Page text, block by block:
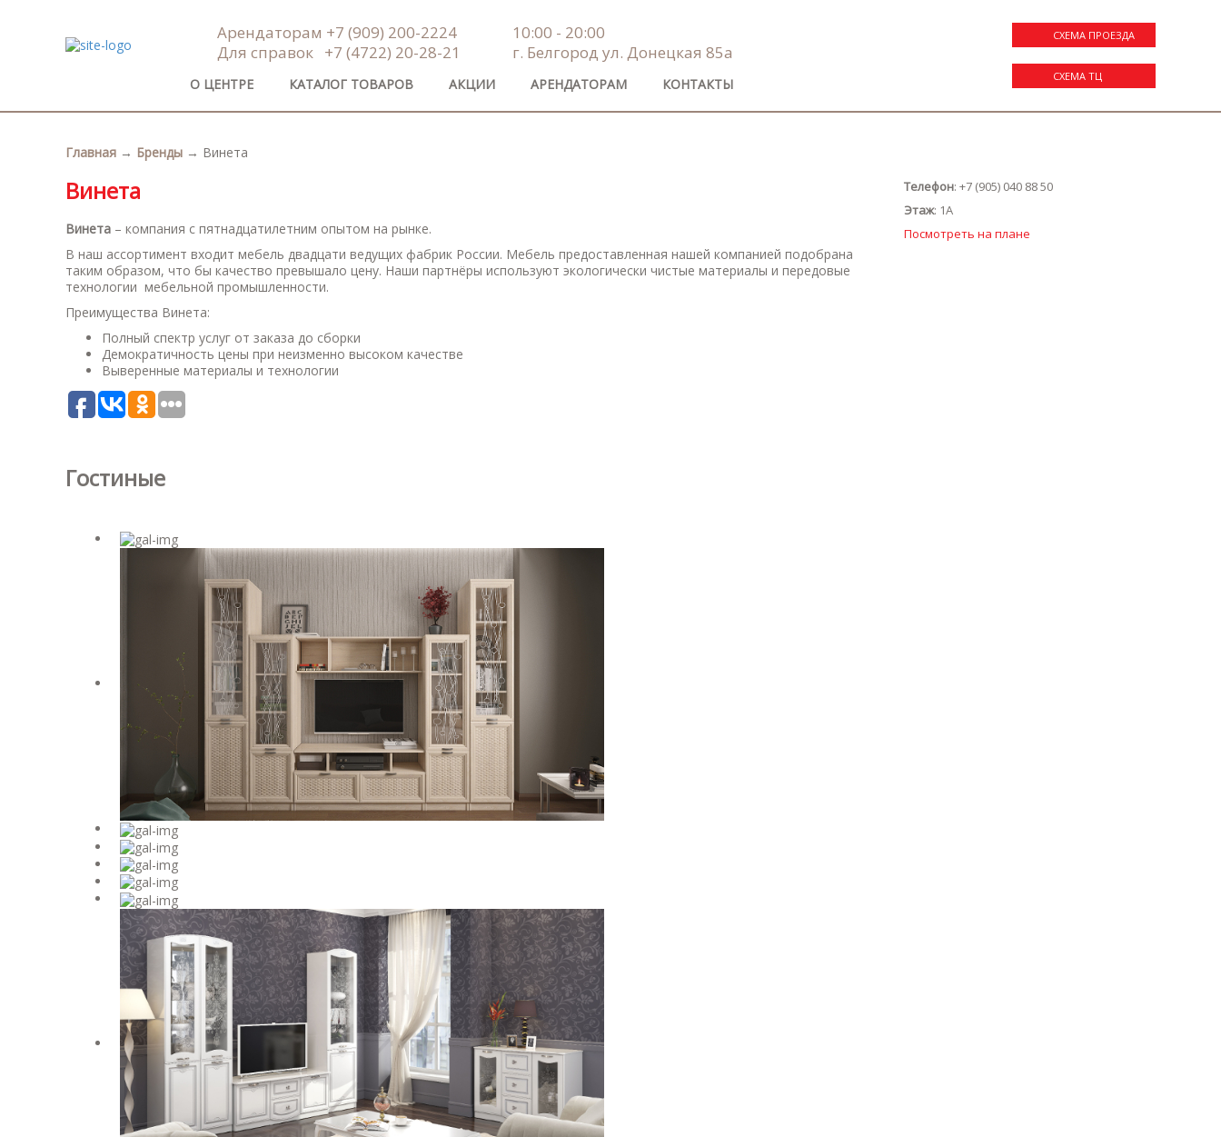
Арендаторам +7 (909) 200-2224
Для справок +7 (4722) 20-28-21
10:00 - 20:00
г. Белгород ул. Донецкая 85а
О ЦЕНТРЕ КАТАЛОГ ТОВАРОВ АКЦИИ АРЕНДАТОРАМ КОНТАКТЫ
СХЕМА ПРОЕЗДА
СХЕМА ТЦ
Телефон: +7 (905) 040 88 50
Этаж: 1А
Посмотреть на плане
Главная → Бренды → Винета
Винета
Винета – компания с пятнадцатилетним опытом на рынке.
В наш ассортимент входит мебель двадцати ведущих фабрик России. Мебель предоставленная нашей компанией подобрана
таким образом, что бы качество превышало цену. Наши партнёры используют экологически чистые материалы и передовые
технологии мебельной промышленности.
Преимущества Винета:
Полный спектр услуг от заказа до сборки
Демократичность цены при неизменно высоком качестве
Выверенные материалы и технологии
Гостиные